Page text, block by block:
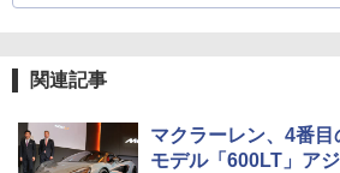
関連記事
マクラーレン、4番目
モデル「600LT」ア